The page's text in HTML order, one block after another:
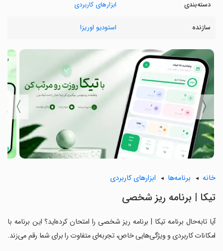
دسته‌بندی ابزارهای کاربردی
سازنده استودیو اوریزا
〈
〉
خانه برنامه‌ها ابزارهای کاربردی
‏‏تیکا | برنامه‌ ریز شخصی
آیا تابه‌حال برنامه ‏‏تیکا | برنامه‌ ریز شخصی را امتحان کرده‌اید؟ این برنامه با
امکانات کاربردی و ویژگی‌هایی خاص، تجربه‌ای متفاوت را برای شما رقم می‌زند.